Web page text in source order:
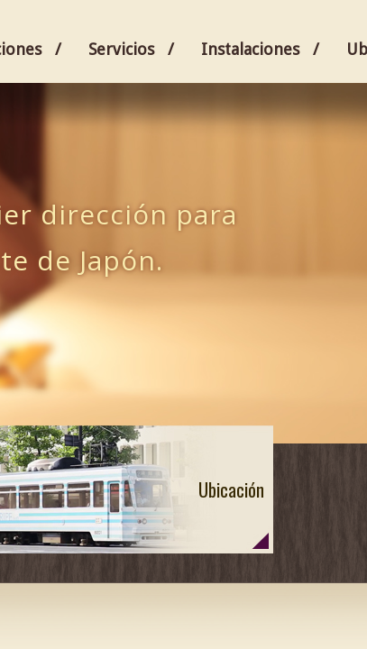
Servicios Instalaciones
dirección para
de Japón.
Ubicación